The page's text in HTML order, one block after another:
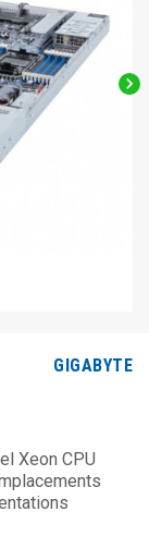

GIGABYTE
Xeon CPU